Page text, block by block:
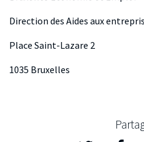
Direction des Aides aux
Place Saint-Lazare 2
1035 Bruxelles